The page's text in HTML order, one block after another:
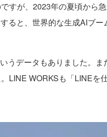
すが、2023年の夏頃から
ると、世界的な生成AIブー
うデータもありました。ま
LINE WORKSも「LINEを